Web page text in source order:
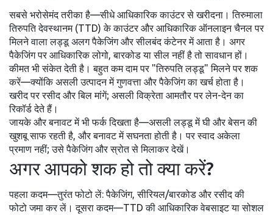
सबसे भरोसेमंद तरीका है—सीधे आधिकारिक काउंटर से खरीदना। तिरुमाला
तिरुपति देवस्थानम (TTD) के काउंटर और आधिकारिक ऑनलाइन चैनल पर
मिलने वाला लड्डू अलग पैकेजिंग और सीलबंद कंटेनर में आता है। अगर
पैकेजिंग पर आधिकारिक लोगो, बारकोड या सील नहीं है तो सावधान हों।
कीमत भी संकेत देती है। बहुत कम दाम पर "तिरुपति लड्डू" मिलने पर शक
करें—क्योंकि असली उत्पादन में गुणवत्ता और पैकेजिंग का खर्च होता है।
खरीद पर रसीद और बिल मांगें; असली विक्रेता आमतौर पर लेन-देन का
रिकॉर्ड देते हैं।
जायके और बनावट में भी फर्क दिखता है—असली लड्डू में घी और बेसन की
खुशबू साफ रहती है, और बनावट में सघनता होती है। पर स्वाद अकेला
प्रमाण नहीं; उसे पैकेजिंग और स्रोत से मिलाकर देखें।
अगर आपको शक हो तो क्या करें?
पहला कदम—तुरंत फोटो लें: पैकेजिंग, सीरियल/बारकोड और रसीद की
फोटो जमा कर लें। दूसरा कदम—TTD की आधिकारिक वेबसाइट या सोशल